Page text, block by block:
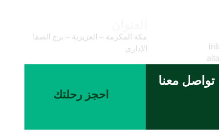
مكة المكرمة – العزيزية – برج الصفا
الإداري
تواصل معنا
احجز رحلتك